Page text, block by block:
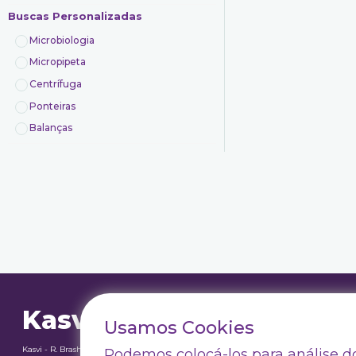
Buscas Personalizadas
Microbiologia
Micropipeta
Centrífuga
Ponteiras
Balanças
Kasvi
Kasvi - R. Brasholanda, 240 - Weissópolis, Pinhais - PR, Brasil
Usamos Cookies